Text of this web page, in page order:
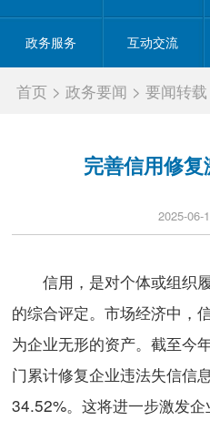
政务服务 互动交流
首页 >政务要闻 >要闻转载
完善信用修复
2025-06-
信用，是对个体或组织
的综合评定。市场经济中，
为企业无形的资产。截至今
门累计修复企业违法失信信
34.52%。这将进一步激发企